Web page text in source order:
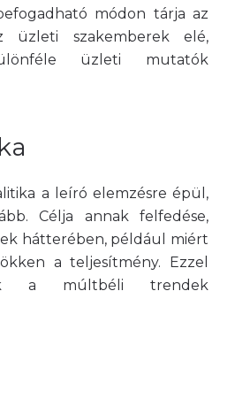
módon tárja az
üzleti szakemberek elé,
üzleti mutatók
a leíró elemzésre épül,
Célja annak felfedése,
hátterében, például miért
a teljesítmény. Ezzel
a múltbéli trendek